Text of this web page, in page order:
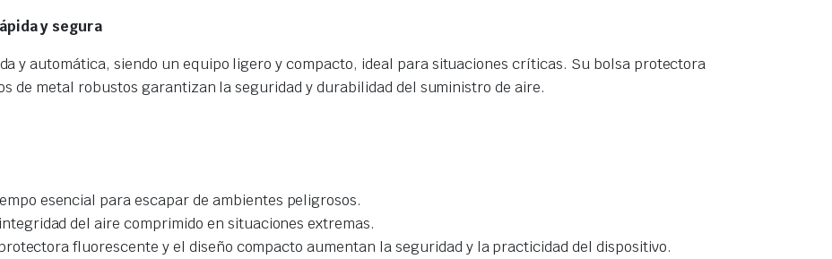
y segura
y automática, siendo un equipo ligero y compacto, ideal para situaciones críticas. Su bolsa protectora
de metal robustos garantizan la seguridad y durabilidad del suministro de aire.
esencial para escapar de ambientes peligrosos.
del aire comprimido en situaciones extremas.
fluorescente y el diseño compacto aumentan la seguridad y la practicidad del dispositivo.